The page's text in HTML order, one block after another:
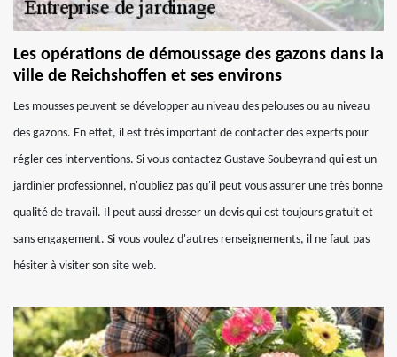
Les opérations de démoussage des gazons dans la
ville de Reichshoffen et ses environs
Les mousses peuvent se développer au niveau des pelouses ou au niveau
des gazons. En effet, il est très important de contacter des experts pour
régler ces interventions. Si vous contactez Gustave Soubeyrand qui est un
jardinier professionnel, n'oubliez pas qu'il peut vous assurer une très bonne
qualité de travail. Il peut aussi dresser un devis qui est toujours gratuit et
sans engagement. Si vous voulez d'autres renseignements, il ne faut pas
hésiter à visiter son site web.